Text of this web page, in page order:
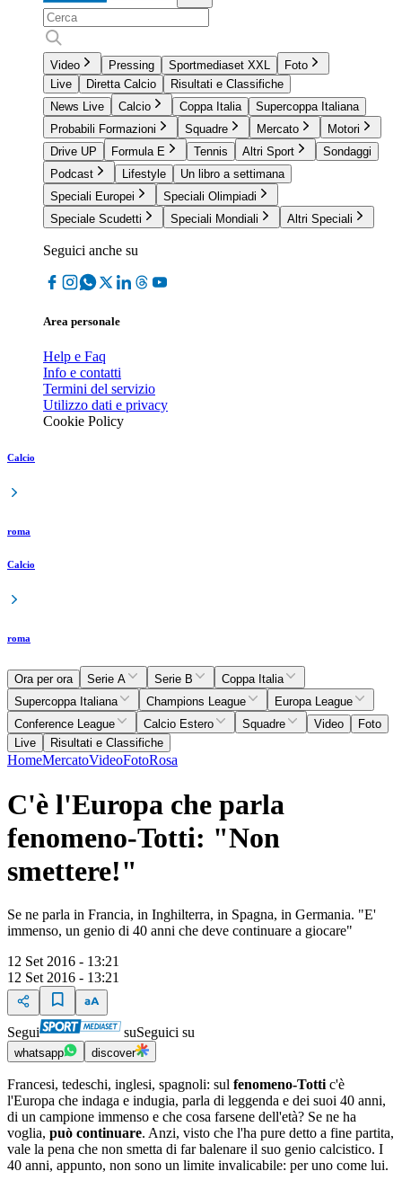
Video Pressing Sportmediaset XXL
Foto
Live
Diretta Calcio
Risultati e Classifiche
News Live
Calcio Coppa Italia
Supercoppa Italiana
Probabili Formazioni
Squadre Mercato
Motori
Drive UP
Formula E Tennis Altri Sport
Sondaggi
Podcast
Lifestyle
Un libro a settimana
Speciali Europei
Speciali Olimpiadi
Speciale Scudetti
Speciali Mondiali Altri Speciali
Seguici anche su
Area personale
Help e Faq
Info e contatti
Termini del servizio
Utilizzo dati e privacy
Cookie Policy
Calcio
roma
Calcio
roma
Ora per ora Serie A Serie B
Coppa Italia
Supercoppa Italiana
Champions League
Europa League
Conference League
Calcio Estero Squadre Video
Foto
Live
Risultati e Classifiche
HomeMercatoVideoFotoRosa
C'è l'Europa che parla
fenomeno-Totti: "Non
smettere!"
Se ne parla in Francia, in Inghilterra, in Spagna, in Germania. "E'
immenso, un genio di 40 anni che deve continuare a giocare"
12 Set 2016 - 13:21
12 Set 2016 - 13:21
Segui suSeguici su
whatsapp discover
Francesi, tedeschi, inglesi, spagnoli: sul fenomeno-Totti c'è
l'Europa che indaga e indugia, parla di leggenda e dei suoi 40 anni,
di un campione immenso e che cosa farsene dell'età? Se ne ha
voglia, può continuare. Anzi, visto che l'ha pure detto a fine partita,
vale la pena che non smetta di far balenare il suo genio calcistico. I
40 anni, appunto, non sono un limite invalicabile: per uno come lui.